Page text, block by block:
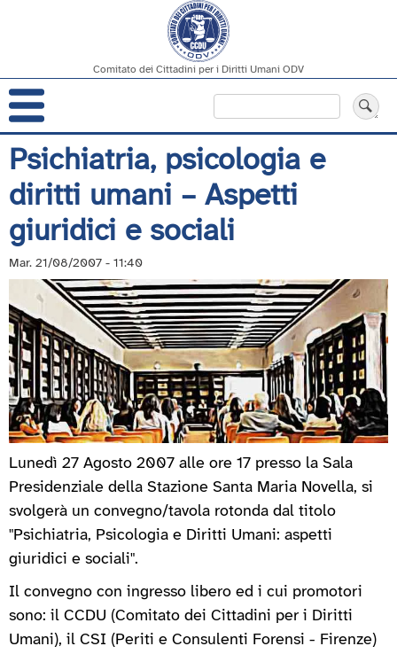
Salta
al
contenuto
principale
Comitato dei Cittadini per i Diritti Umani ODV
Navigazione
principale
Psichiatria, psicologia e
diritti umani – Aspetti
giuridici e sociali
Mar. 21/08/2007 - 11:40
Lunedì 27 Agosto 2007 alle ore 17 presso la Sala
Presidenziale della Stazione Santa Maria Novella, si
svolgerà un convegno/tavola rotonda dal titolo
"Psichiatria, Psicologia e Diritti Umani: aspetti
giuridici e sociali".
Il convegno con ingresso libero ed i cui promotori
sono: il CCDU (Comitato dei Cittadini per i Diritti
Umani), il CSI (Periti e Consulenti Forensi - Firenze)